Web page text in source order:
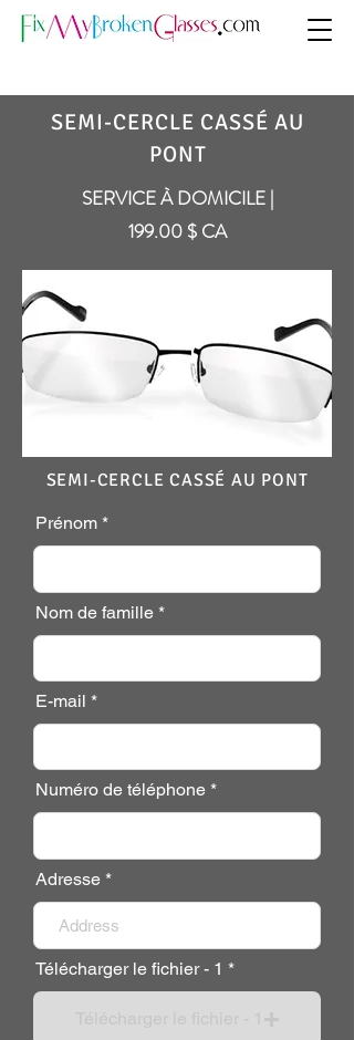
SEMI-CERCLE CASSÉ AU
PONT
SERVICE À DOMICILE |
199.00 $ CA
SEMI-CERCLE CASSÉ AU PONT
Prénom
Nom de famille
E-mail
Numéro de téléphone
Adresse
Télécharger le fichier - 1